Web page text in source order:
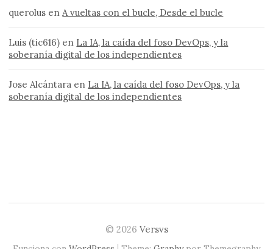
querolus en A vueltas con el bucle, Desde el bucle
Luis (tic616) en La IA, la caída del foso DevOps, y la
soberanía digital de los independientes
Jose Alcántara en La IA, la caída del foso DevOps, y la
soberanía digital de los independientes
© 2026 Versvs